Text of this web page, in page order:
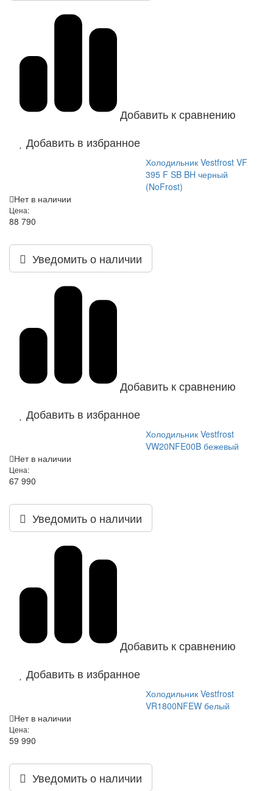
Добавить к сравнению
Добавить в избранное
Холодильник Vestfrost VF
395 F SB BH черный
(NoFrost)
Нет в наличии
Цена:
88 790
Уведомить о наличии
Добавить к сравнению
Добавить в избранное
Холодильник Vestfrost
VW20NFE00B бежевый
Нет в наличии
Цена:
67 990
Уведомить о наличии
Добавить к сравнению
Добавить в избранное
Холодильник Vestfrost
VR1800NFEW белый
Нет в наличии
Цена:
59 990
Уведомить о наличии